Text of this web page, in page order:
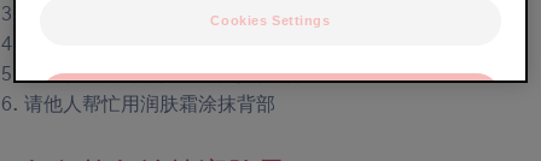
让润肤霜在手中微微加热
将润肤霜均匀涂抹在身体其他部位
请他人帮忙用润肤霜涂抹背部
Cookies Settings
OK